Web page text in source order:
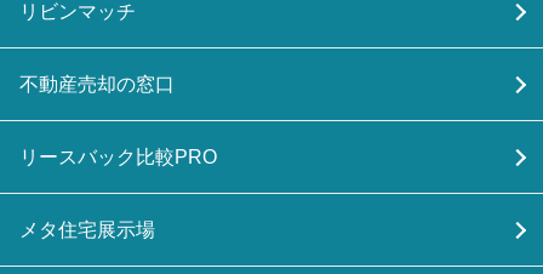
リビンマッチ
不動産売却の窓口
リースバック比較PRO
メタ住宅展示場